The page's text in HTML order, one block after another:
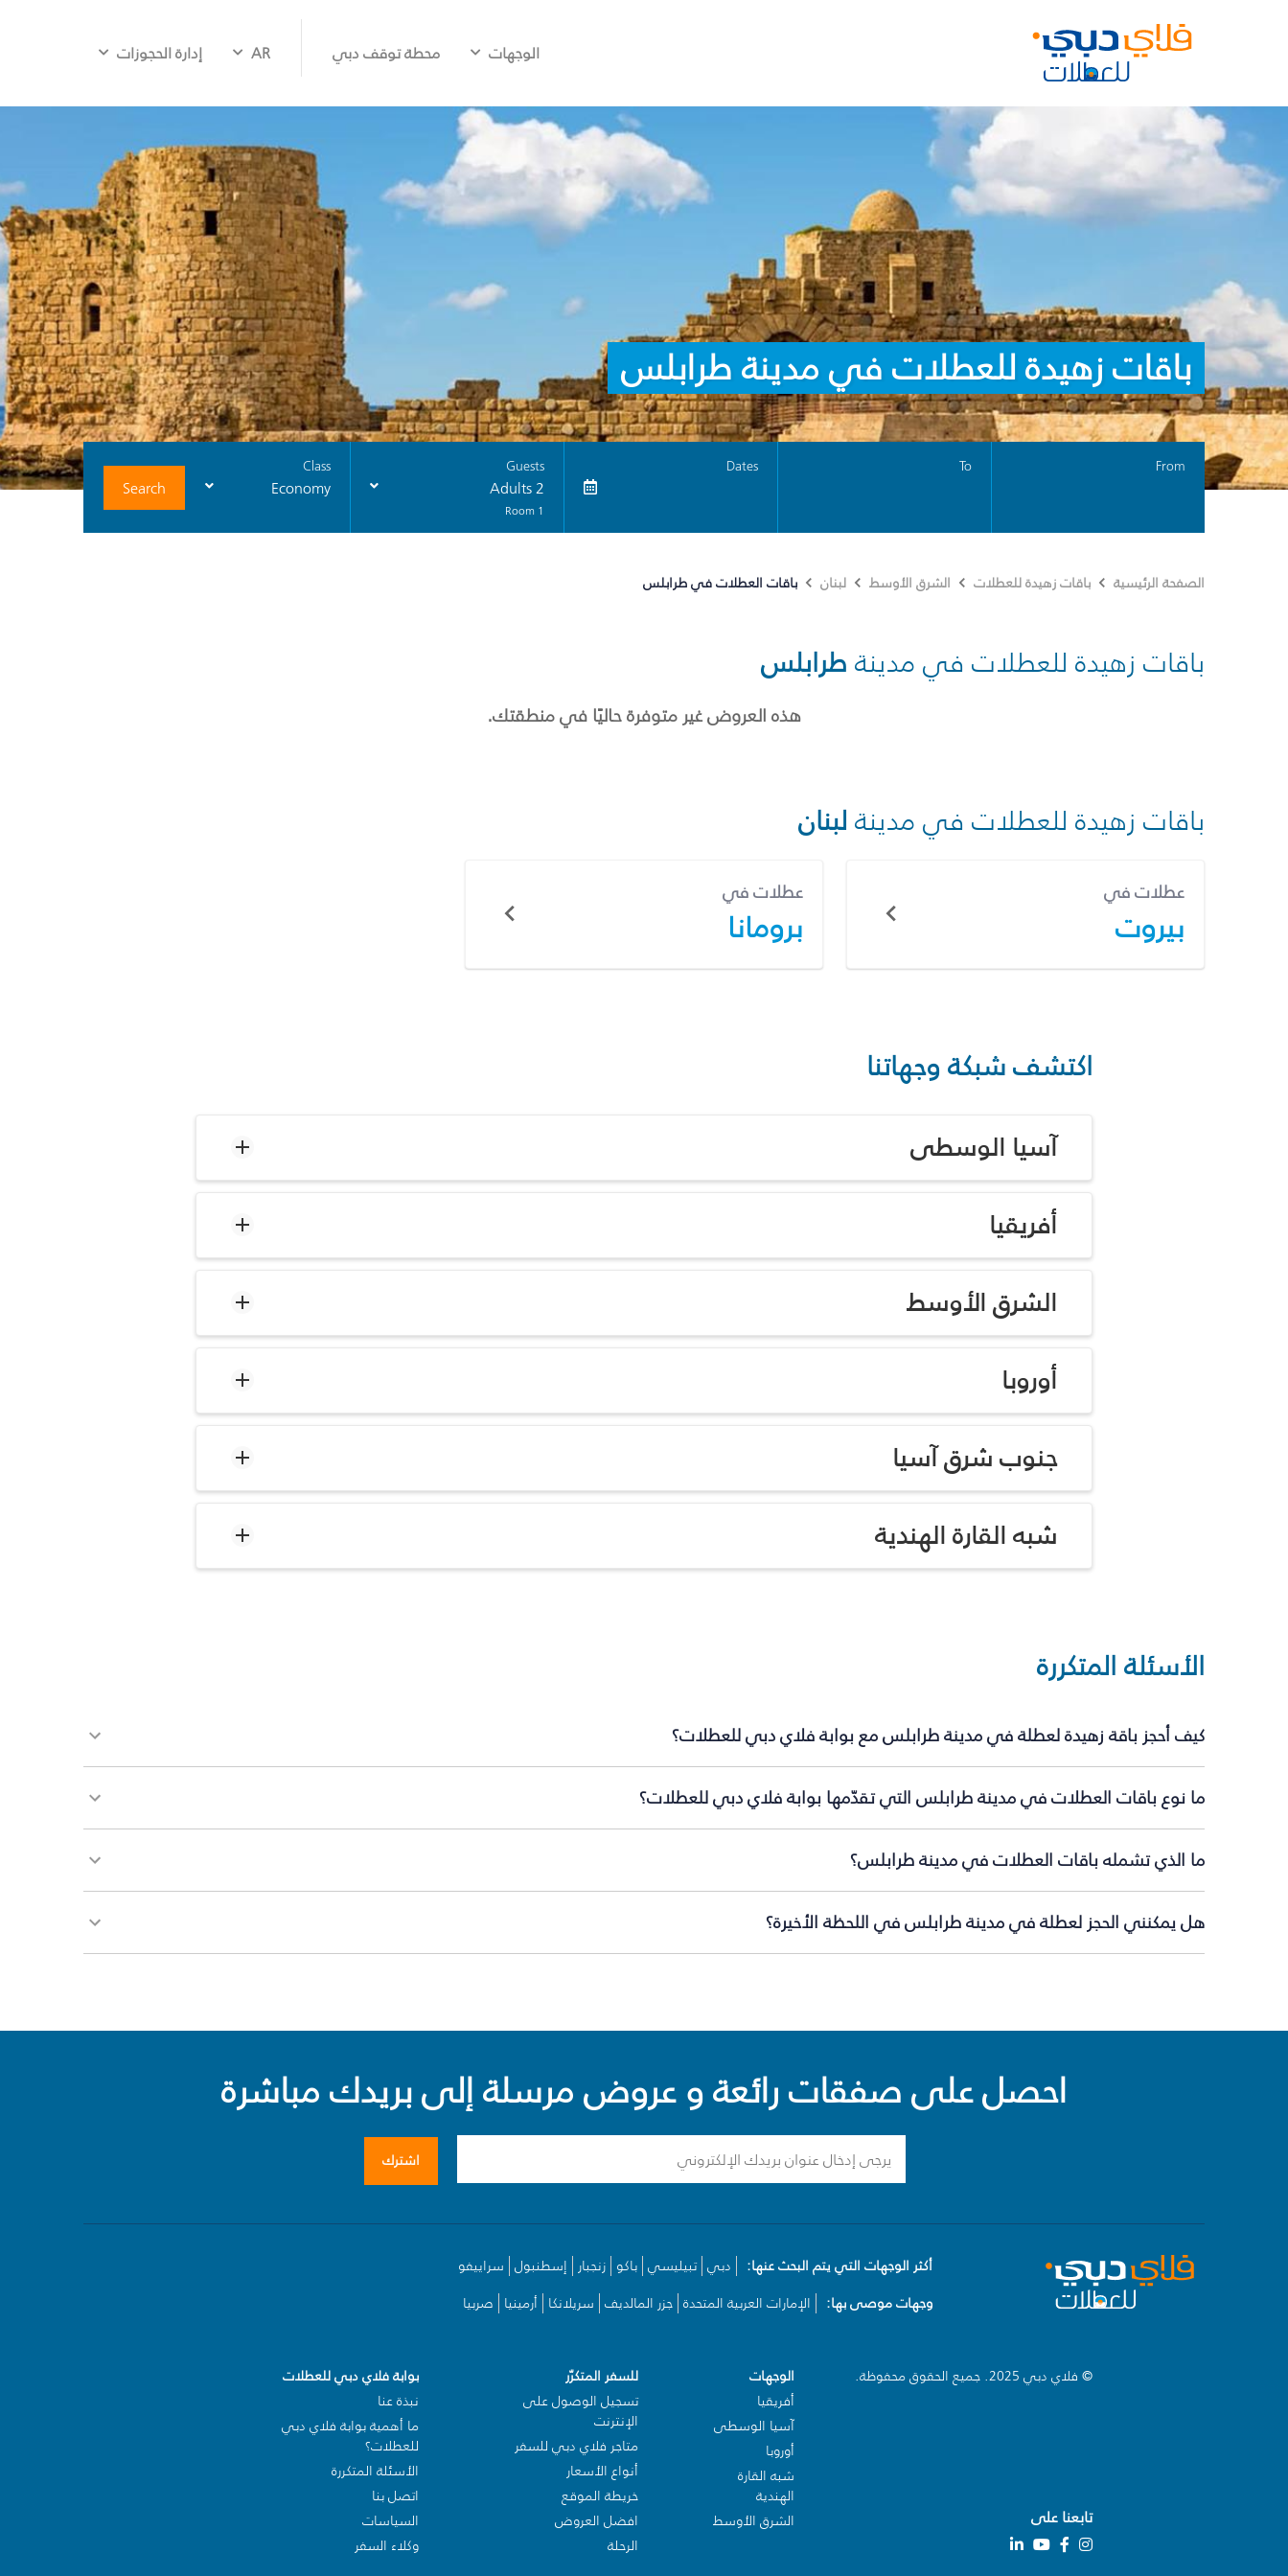
الوجهات محطة توقف دبي AR إدارة الحجوزات
باقات زهيدة للعطلات في مدينة طرابلس
From
To
Dates
Guests
2 Adults
1 Room
Class
Economy
Search
الصفحة الرئيسية باقات زهيدة للعطلات الشرق الأوسط لبنان باقات العطلات في طرابلس
باقات زهيدة للعطلات في مدينة طرابلس
هذه العروض غير متوفرة حاليًا في منطقتك.
باقات زهيدة للعطلات في مدينة لبنان
عطلات في
بيروت
عطلات في
برومانا
اكتشف شبكة وجهاتنا
آسيا الوسطى
أفريقيا
الشرق الأوسط
أوروبا
جنوب شرق آسيا
شبه القارة الهندية
الأسئلة المتكررة
كيف أحجز باقة زهيدة لعطلة في مدينة طرابلس مع بوابة فلاي دبي للعطلات؟
ما نوع باقات العطلات في مدينة طرابلس التي تقدّمها بوابة فلاي دبي للعطلات؟
ما الذي تشمله باقات العطلات في مدينة طرابلس؟
هل يمكنني الحجز لعطلة في مدينة طرابلس في اللحظة الأخيرة؟
احصل على صفقات رائعة و عروض مرسلة إلى بريدك مباشرة
اشترك
أكثر الوجهات التي يتم البحث عنها: دبي تبيليسي باكو زنجبار إسطنبول سراييفو
وجهات موصى بها:
الإمارات العربية المتحدة جزر المالديف سريلانكا أرمينيا صربيا
© فلاي دبي 2025. جميع الحقوق محفوظة.
تابعنا على
الوجهات
أفريقيا
آسيا الوسطى
أوروبا
شبه القارة
الهندية
الشرق الأوسط
للسفر المتكرّر
تسجيل الوصول على
الإنترنت
متاجر فلاي دبي للسفر
أنواع الأسعار
خريطة الموقع
افضل العروض
الرحلة
بوابة فلاي دبي للعطلات
نبذة عنا
ما أهمية بوابة فلاي دبي
للعطلات؟
الأسئلة المتكررة
اتصل بنا
السياسات
وكلاء السفر